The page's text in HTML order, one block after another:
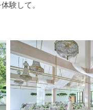
験して。